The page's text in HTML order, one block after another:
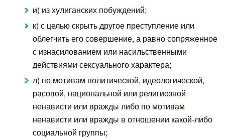
и) из хулиганских побуждений;
к) с целью скрыть другое преступление или
облегчить его совершение, а равно сопряженное
с изнасилованием или насильственными
действиями сексуального характера;
л) по мотивам политической, идеологической,
расовой, национальной или религиозной
ненависти или вражды либо по мотивам
ненависти или вражды в отношении какой-либо
социальной группы;